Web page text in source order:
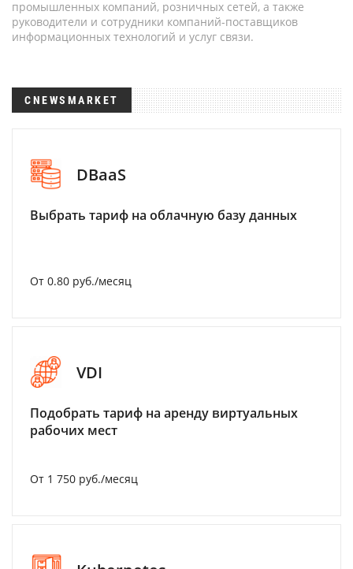
промышленных компаний, розничных сетей, а также
руководители и сотрудники компаний-поставщиков
информационных технологий и услуг связи.
CNEWSMARKET
DBaaS
Выбрать тариф на облачную базу данных
От 0.80 руб./месяц
VDI
Подобрать тариф на аренду виртуальных
рабочих мест
От 1 750 руб./месяц